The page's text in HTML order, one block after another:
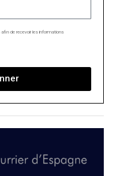
de recevoir les informations